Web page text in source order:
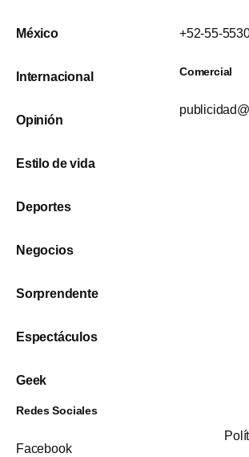
México
Internacional
Opinión
Estilo de vida
Deportes
Negocios
Sorprendente
Espectáculos
Geek
+52-55-
Comercial
Redes Sociales
Facebook